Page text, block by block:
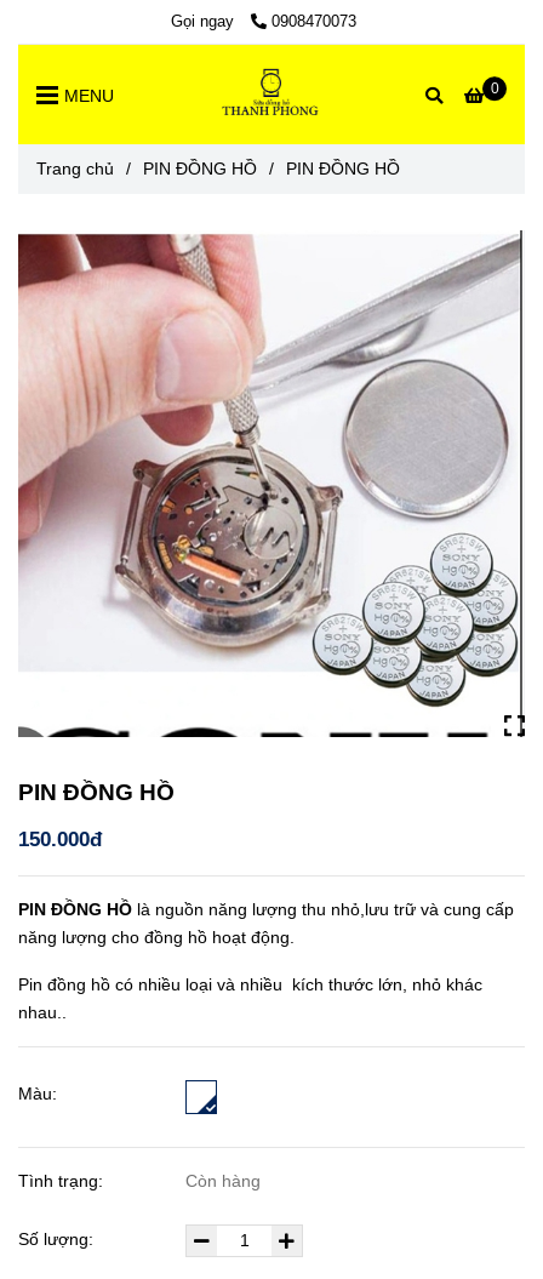
Gọi ngay 0908470073
0
MENU
Trang chủ / PIN ĐỒNG HỒ / PIN ĐỒNG HỒ
PIN ĐỒNG HỒ
150.000đ
PIN ĐỒNG HỒ là nguồn năng lượng thu nhỏ,lưu trữ và cung cấp
năng lượng cho đồng hồ hoạt động.
Pin đồng hồ có nhiều loại và nhiều kích thước lớn, nhỏ khác
nhau..
Màu:
Tình trạng: Còn hàng
Số lượng: